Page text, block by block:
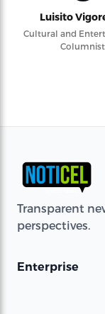
Luisito
Cultural and
Columnist
Transparent
perspectives.
Enterprise